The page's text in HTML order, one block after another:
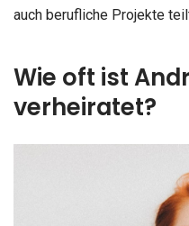
auch berufliche Projekte
Wie oft ist
verheiratet?